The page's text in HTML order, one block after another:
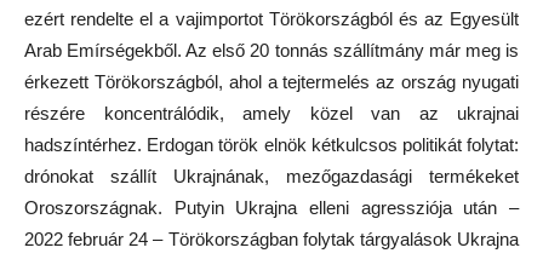
ezért rendelte el a vajimportot Törökországból és az Egyesült
Arab Emírségekből. Az első 20 tonnás szállítmány már meg is
érkezett Törökországból, ahol a tejtermelés az ország nyugati
részére koncentrálódik, amely közel van az ukrajnai
hadszíntérhez. Erdogan török elnök kétkulcsos politikát folytat:
drónokat szállít Ukrajnának, mezőgazdasági termékeket
Oroszországnak. Putyin Ukrajna elleni agressziója után –
2022 február 24 – Törökországban folytak tárgyalások Ukrajna